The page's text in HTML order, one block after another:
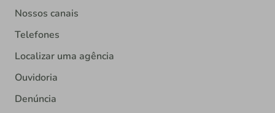
Nossos canais
Telefones
Localizar uma agência
Ouvidoria
Denúncia